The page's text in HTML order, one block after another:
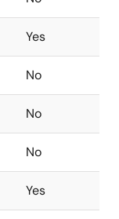
Yes
No
No
No
Yes